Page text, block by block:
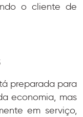
o cliente de
preparada para
economia, mas
em serviço,